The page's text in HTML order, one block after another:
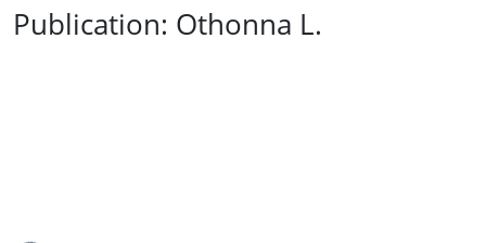
Publication: Othonna L.